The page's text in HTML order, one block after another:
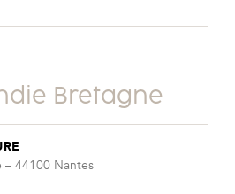
Bretagne
– 44100 Nantes